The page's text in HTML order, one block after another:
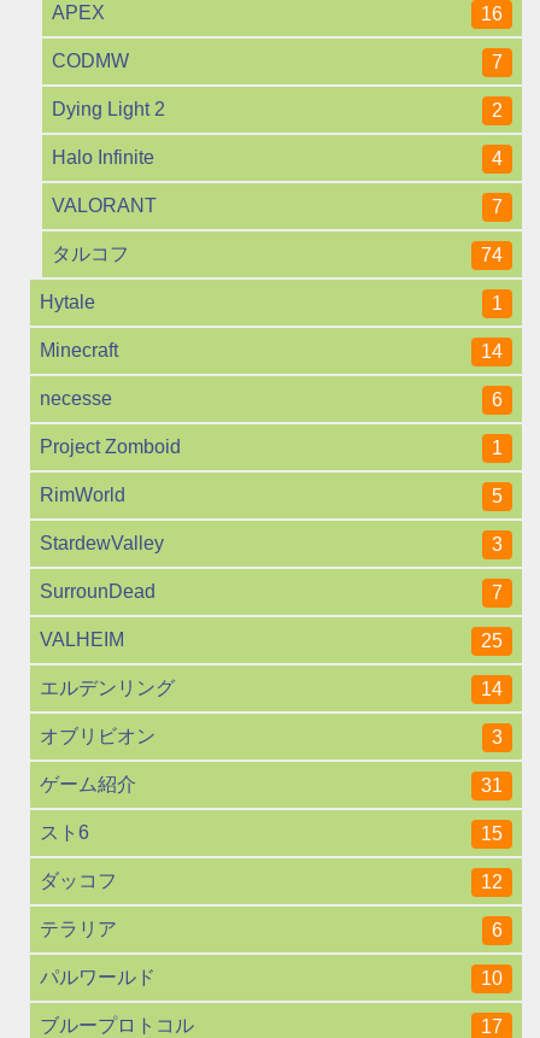
APEX 16
CODMW 7
Dying Light 2 2
Halo Infinite 4
VALORANT 7
タルコフ 74
Hytale 1
Minecraft 14
necesse 6
Project Zomboid 1
RimWorld 5
StardewValley 3
SurrounDead 7
VALHEIM 25
エルデンリング 14
オブリビオン 3
ゲーム紹介 31
スト6 15
ダッコフ 12
テラリア 6
パルワールド 10
ブループロトコル 17